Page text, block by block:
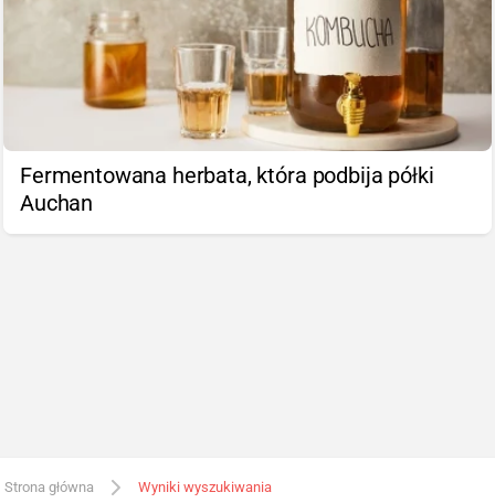
Fermentowana herbata, która podbija półki
Auchan
Strona główna Wyniki wyszukiwania